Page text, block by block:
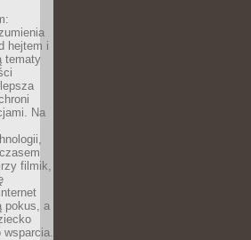
hejtem i
tematy
Na
filmik,
pokus, a
wsparcia.